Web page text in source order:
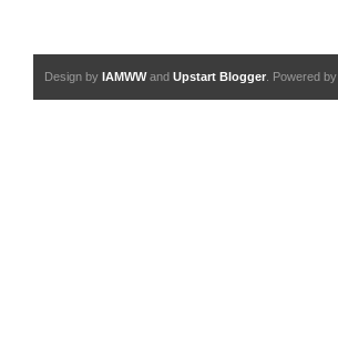
Design by IAMWWand Upstart Blogger . Powered by